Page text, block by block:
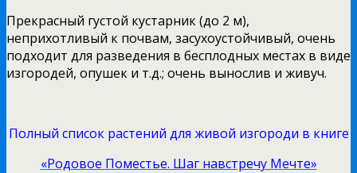
Прекрасный густой кустарник (до 2 м),
неприхотливый к почвам, засухоустойчивый, очень
подходит для разведения в бесплодных местах в виде
изгородей, опушек и т.д.; очень вынослив и живуч.
Полный список растений для живой изгороди в книге
«Родовое Поместье. Шаг навстречу Мечте»